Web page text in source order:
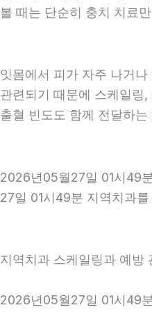
볼 때는 단순히 충치 치료
잇몸에서 피가 자주 나거
관련되기 때문에 스케일링
출혈 빈도도 함께 전달하는
2026년05월27일 01시49
27일 01시49분 지역치과
지역치과 스케일링과 예
2026년05월27일 01시49